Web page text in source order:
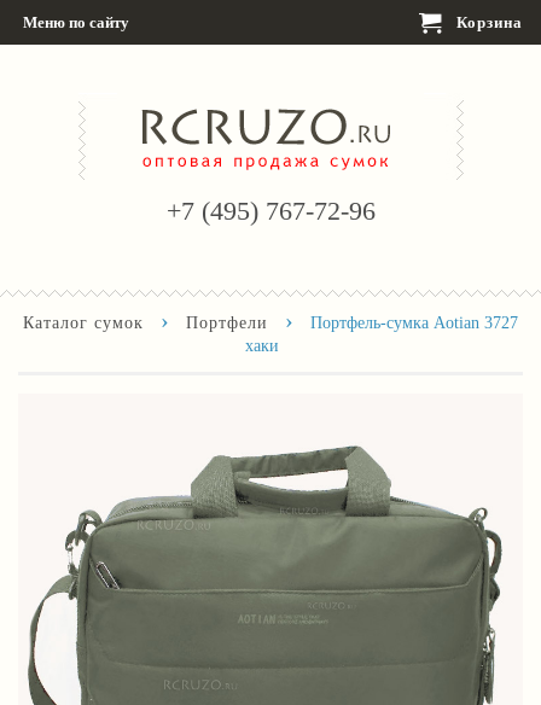
Меню по сайту Корзина
+7 (495) 767-72-96
Каталог сумок › Портфели ›
Портфель-сумка Aotian 3727
хаки